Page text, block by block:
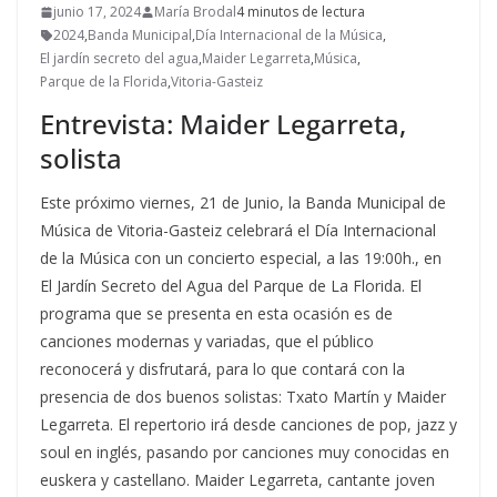
junio 17, 2024 María Brodal4 minutos de lectura
2024,Banda Municipal,Día Internacional de la Música,
El jardín secreto del agua,Maider Legarreta,Música,
Parque de la Florida,Vitoria-Gasteiz
Entrevista: Maider Legarreta,
solista
Este próximo viernes, 21 de Junio, la Banda Municipal de
Música de Vitoria-Gasteiz celebrará el Día Internacional
de la Música con un concierto especial, a las 19:00h., en
El Jardín Secreto del Agua del Parque de La Florida. El
programa que se presenta en esta ocasión es de
canciones modernas y variadas, que el público
reconocerá y disfrutará, para lo que contará con la
presencia de dos buenos solistas: Txato Martín y Maider
Legarreta. El repertorio irá desde canciones de pop, jazz y
soul en inglés, pasando por canciones muy conocidas en
euskera y castellano. Maider Legarreta, cantante joven